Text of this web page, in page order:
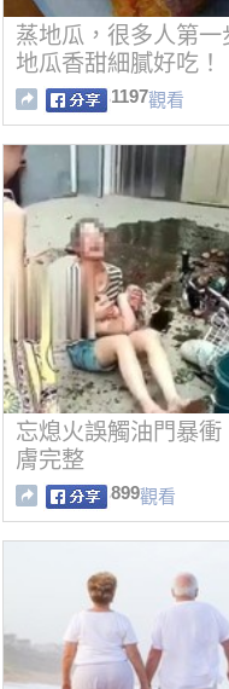
蒸地瓜，很多人第一
地瓜香甜細膩好吃！
1197觀看
忘熄火誤觸油門暴
膚完整
899觀看